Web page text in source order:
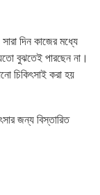
দিন কাজের মধ্যে
বুঝতেই পারছেন না।
চিকিৎসাই করা হয়
জন্য বিস্তারিত